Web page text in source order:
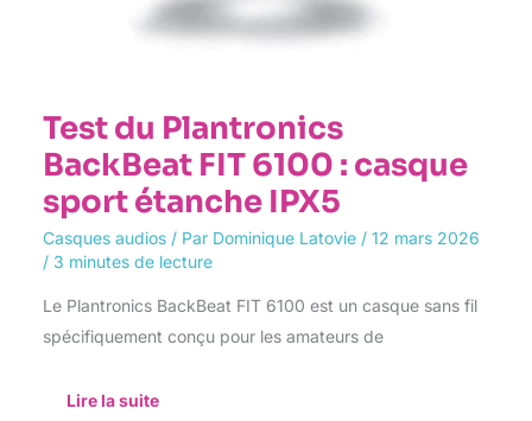
Test du Plantronics
BackBeat FIT 6100 : casque
sport étanche IPX5
Casques audios/ Par Dominique Latovie / 12 mars 2026
/ 3 minutes de lecture
Le Plantronics BackBeat FIT 6100 est un casque sans fil
spécifiquement conçu pour les amateurs de
Lire la suite